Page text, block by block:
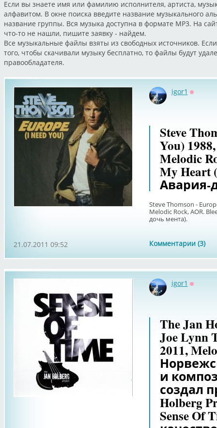
Если вы знаете имя или фамилию исполнителя, артиста,
алфавитом. В окне поиска введите название музыкального
название группы. Вся музыка доступна в формате MP3. На
что-то не нашли, пишите заявку - найдем.
Все музыкальные файлы взяты из свободных источников.
того, чтобы скачивали музыку бесплатно, то файлы будут
правообладателя.
igor1
Steve
You)
Melodic
My Heart
Авария-
Steve Thomson -
Melodic Rock, AOR.
дочь мента).
Комментарии (3)
21.07.2011 09:52
igor1
The Jan
Joe Lynn
2011,
и
создал
Holberg
Sense Of